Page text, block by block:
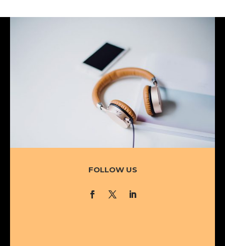
FOLLOW US